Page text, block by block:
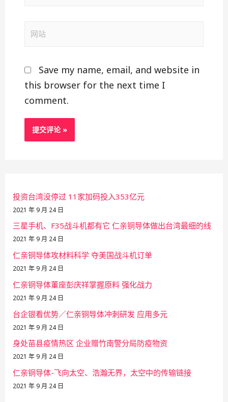
Save my name, email, and website in
this browser for the next time I
comment.
投资台湾没停过 11家加码投入353亿元
2021 年 9 月 24 日
三星手机、F35战斗机都有它 仁亲铜导体做出台湾最细的线
2021 年 9 月 24 日
仁亲铜导体攻材料科学 夺美国战斗机订单
2021 年 9 月 24 日
仁亲铜导体董座彭庆祥掌握原料 强化战力
2021 年 9 月 24 日
台企银看优势／仁亲铜导体冲刺研发 应用多元
2021 年 9 月 24 日
身处苗县疫情热区 企业赠竹南警分局防疫物资
2021 年 9 月 24 日
仁亲铜导体-飞向太空、浩瀚无界，太空中的传输链接
2021 年 9 月 24 日